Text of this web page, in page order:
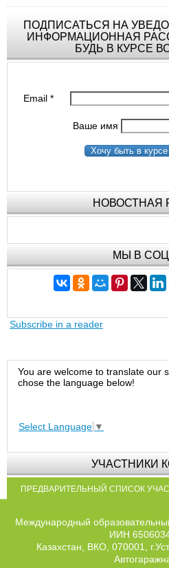
ПОДПИСАТЬСЯ НА
ИНФОРМАЦИОННАЯ
БУДЬ В КУРСЕ
Email*
Ваше имя
Хочу быть в
НОВОСТНАЯ
МЫ В
Subscribe in a reader
You are welcome to translate our
chose the language below!
Select Language ▼
УЧАСТНИКИ
ПРЕДВАРИТЕЛЬНЫЙ СПИСОК
Международный
ИИН
Казахстан, ВКО, 070001,